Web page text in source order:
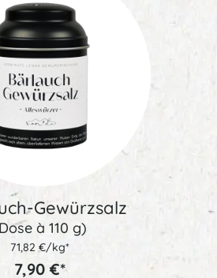
Gewürzsalz
à 110 g)
71,82 €/kg*
7,90 €*